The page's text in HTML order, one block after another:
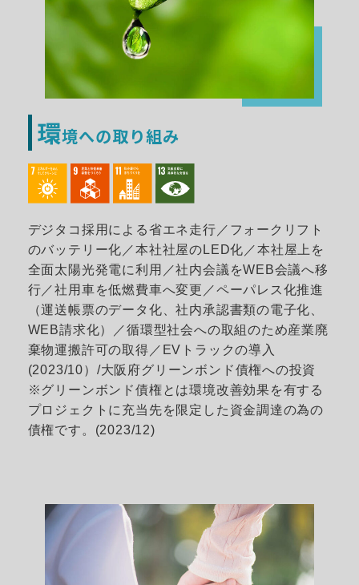
環境への取り組み
デジタコ採用による省エネ走行／フォークリフト
のバッテリー化／本社社屋のLED化／本社屋上を
全面太陽光発電に利用／社内会議をWEB会議へ移
行／社用車を低燃費車へ変更／ペーパレス化推進
（運送帳票のデータ化、社内承認書類の電子化、
WEB請求化）／循環型社会への取組のため産業廃
棄物運搬許可の取得／EVトラックの導入
(2023/10）/大阪府グリーンボンド債権への投資
※グリーンボンド債権とは環境改善効果を有する
プロジェクトに充当先を限定した資金調達の為の
債権です。(2023/12)